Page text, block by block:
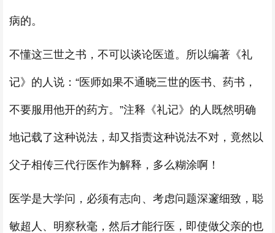
病的。
不懂这三世之书，不可以谈论医道。所以编著《礼
记》的人说：“医师如果不通晓三世的医书、药书，
不要服用他开的药方。”注释《礼记》的人既然明确
地记载了这种说法，却又指责这种说法不对，竟然以
父子相传三代行医作为解释，多么糊涂啊！
医学是大学问，必须有志向、考虑问题深邃细致，聪
敏超人、明察秋毫，然后才能行医，即使做父亲的也